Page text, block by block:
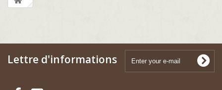
Lettre d'informations